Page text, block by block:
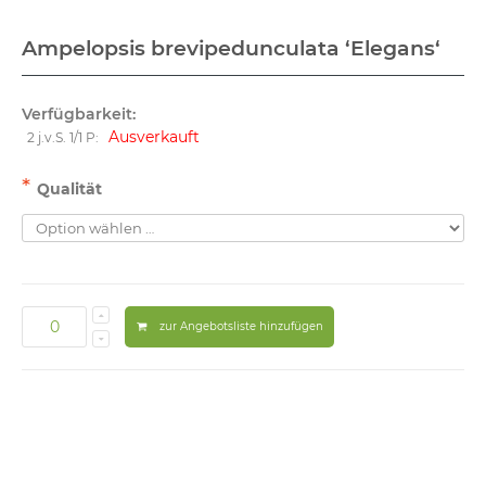
Ampelopsis brevipedunculata ‘Elegans‘
Verfügbarkeit:
2 j.v.S. 1/1 P: Ausverkauft
* Qualität
zur Angebotsliste hinzufügen